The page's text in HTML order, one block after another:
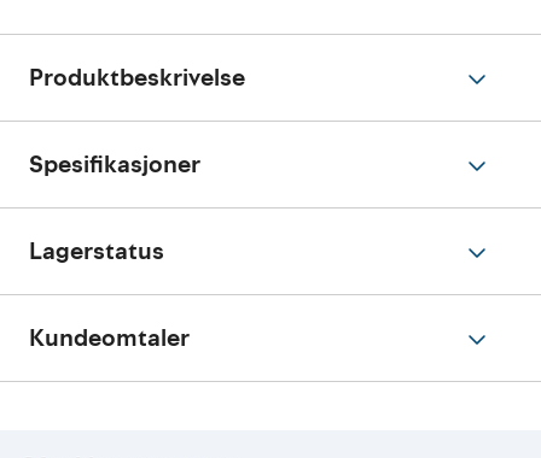
Produktbeskrivelse
Spesifikasjoner
Lagerstatus
Kundeomtaler